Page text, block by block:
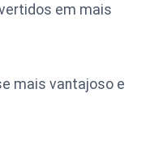
em mais
mais vantajoso e